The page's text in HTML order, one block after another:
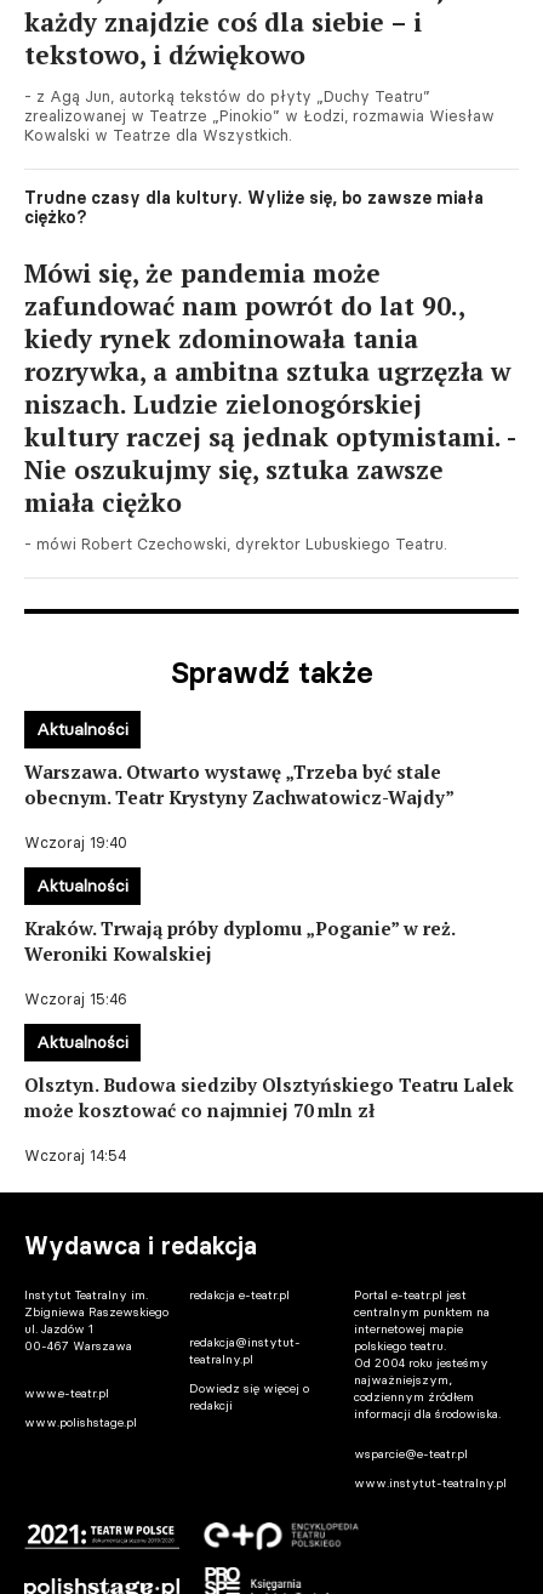
każdy znajdzie coś dla siebie – i
tekstowo, i dźwiękowo
- z Agą Jun, autorką tekstów do płyty „Duchy Teatru”
zrealizowanej w Teatrze „Pinokio” w Łodzi, rozmawia Wiesław
Kowalski w Teatrze dla Wszystkich.
Trudne czasy dla kultury. Wyliże się, bo zawsze miała
ciężko?
Mówi się, że pandemia może
zafundować nam powrót do lat 90.,
kiedy rynek zdominowała tania
rozrywka, a ambitna sztuka ugrzęzła w
niszach. Ludzie zielonogórskiej
kultury raczej są jednak optymistami. -
Nie oszukujmy się, sztuka zawsze
miała ciężko
- mówi Robert Czechowski, dyrektor Lubuskiego Teatru.
Sprawdź także
Warszawa. Otwarto wystawę „Trzeba być stale
obecnym. Teatr Krystyny Zachwatowicz-Wajdy”
Wczoraj 19:40
Aktualności
Kraków. Trwają próby dyplomu „Poganie” w reż.
Weroniki Kowalskiej
Wczoraj 15:46
Aktualności
Olsztyn. Budowa siedziby Olsztyńskiego Teatru Lalek
może kosztować co najmniej 70 mln zł
Wczoraj 14:54
Aktualności
Wydawca i redakcja
Instytut Teatralny im.
Zbigniewa Raszewskiego
ul. Jazdów 1
00-467 Warszawa
www.e-teatr.pl
www.polishstage.pl
redakcja e-teatr.pl
redakcja@instytut-
teatralny.pl
Dowiedz się więcej o
redakcji
Portal e-teatr.pl jest
centralnym punktem na
internetowej mapie
polskiego teatru.
Od 2004 roku jesteśmy
najważniejszym,
codziennym źródłem
informacji dla środowiska.
wsparcie@e-teatr.pl
www.instytut-teatralny.pl